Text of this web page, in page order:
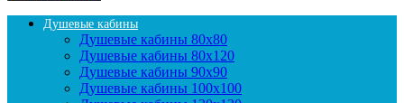
Душевые кабины
Душевые кабины 80x80
Душевые кабины 80x120
Душевые кабины 90х90
Душевые кабины 100x100